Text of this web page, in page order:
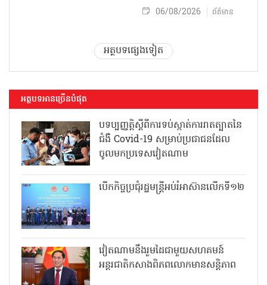
06/08/2026 ព័ត៌មាន
អត្ថបទផ្សេងទៀត
អត្ថបទអានច្រើនបំផុត
បទប្បញ្ញត្តិស្តីពីការទប់ស្កាត់ការរាតត្បាតនៃ
ជំងឺ Covid-19 សម្រាប់ប្រជាជនដែល
ចូលមកប្រទេសវៀតណាម
បើកកិច្ចប្រជុំរដ្ឋមន្ត្រីអប់រំអាស៊ានលើកទី១២
វៀតណាមនឹងរួមដៃជាមួយសហគមន៍
អន្តរជាតិកសាងពិភពលោកមានសន្តិភាព